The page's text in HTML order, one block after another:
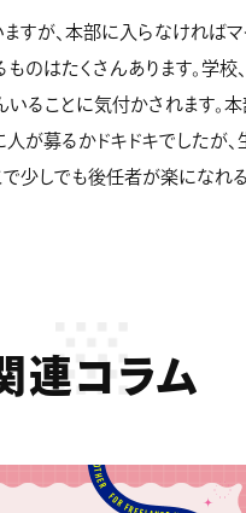
が、本部に入らなければマ
ものはたくさんあります。学
ることに気付かされます。
が募るかドキドキでしたが
で少しでも後任者が楽になれ
連コラム